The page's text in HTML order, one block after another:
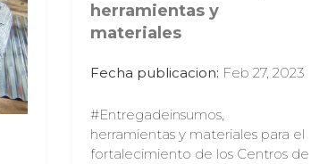
herramientas y
materiales
Fecha publicacion: Feb 27, 2023
#Entregadeinsumos,
herramientas y materiales para el
fortalecimiento de los Centros de